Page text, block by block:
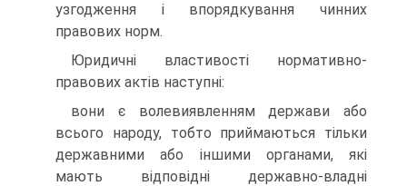
узгодження і впорядкування чинних
правових норм.
Юридичні властивості нормативно-
правових актів наступні:
вони є волевиявленням держави або
всього народу, тобто приймаються тільки
державними або іншими органами, які
мають відповідні державно-владні